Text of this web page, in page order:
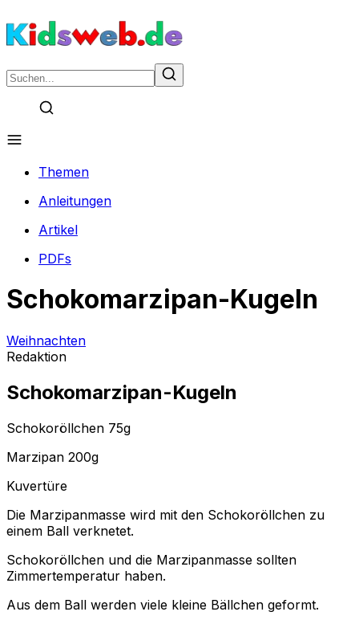
Themen
Anleitungen
Artikel
PDFs
Schokomarzipan-Kugeln
Weihnachten
Redaktion
Schokomarzipan-Kugeln
Schokoröllchen 75g
Marzipan 200g
Kuvertüre
Die Marzipanmasse wird mit den Schokoröllchen zu
einem Ball verknetet.
Schokoröllchen und die Marzipanmasse sollten
Zimmertemperatur haben.
Aus dem Ball werden viele kleine Bällchen geformt.